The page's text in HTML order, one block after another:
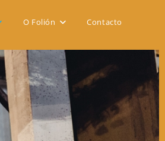
O Folión Contacto